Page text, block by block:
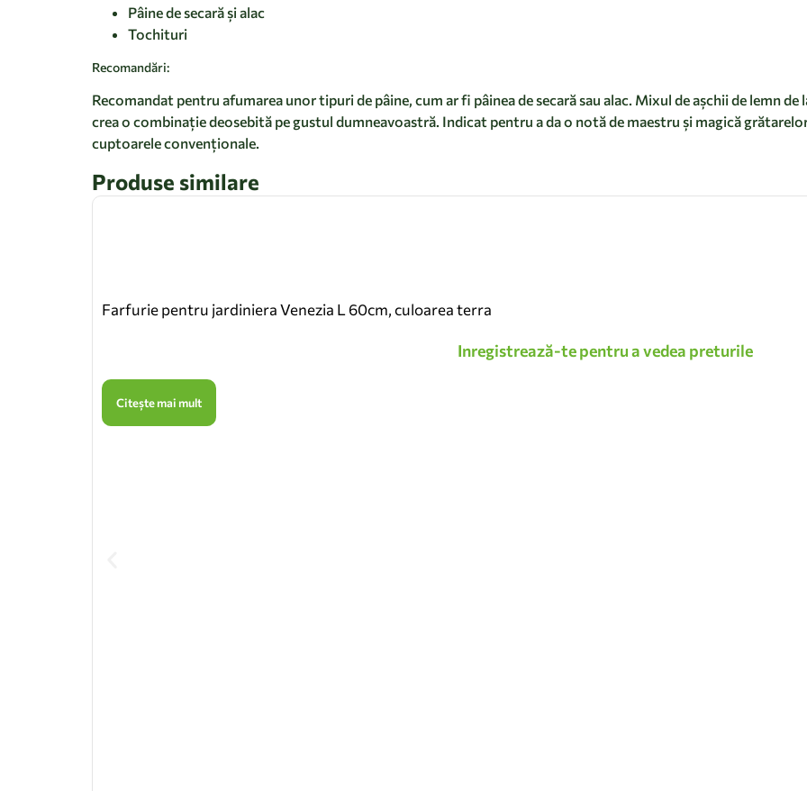
Pâine de secară și alac
Tochituri
Recomandări:
Recomandat pentru afumarea unor tipuri de pâine, cum ar fi pâinea de secară sau alac. Mixul de așchii de lemn
crea o combinație deosebită pe gustul dumneavoastră. Indicat pentru a da o notă de maestru și magică
cuptoarele convenționale.
Produse similare
Farfurie pentru jardiniera Venezia L 60cm, culoarea terra
Inregistrează-te pentru a vedea preturile
Citește mai mult